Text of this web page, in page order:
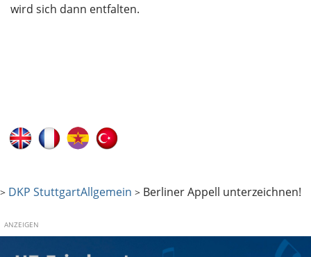
wird sich dann entfalten.
> DKP StuttgartAllgemein > Berliner Appell unterzeichnen!
ANZEIGEN